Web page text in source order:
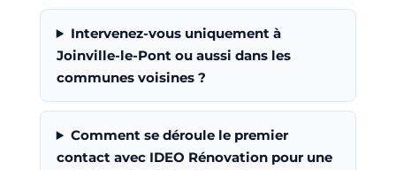
Intervenez-vous uniquement à
Joinville-le-Pont ou aussi dans les
communes voisines ?
Comment se déroule le premier
contact avec IDEO Rénovation pour une